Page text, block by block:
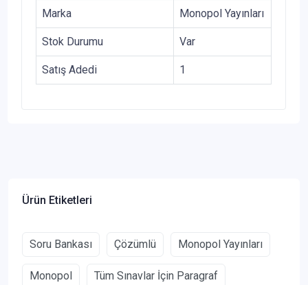
Marka Monopol Yayınları
Stok Durumu Var
Satış Adedi 1
Ürün Etiketleri
Soru Bankası Çözümlü Monopol Yayınları
Monopol Tüm Sınavlar İçin Paragraf